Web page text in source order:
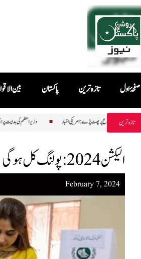
بین پاکستان تازہ ترین صفحۂ اول
تازہ ترین
ایران کیخلاف جنگ کیلئے گولہ بارود کی کمی پر صدر ٹرمپ وزیر دفاع پر پھٹ پڑے: امریکی اخبار
الیکشن 2024: پولنگ کل ہوگی
February 7, 2024